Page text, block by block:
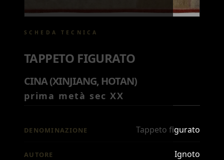
SCHEDA TECNICA
TAPPETO FIGURATO
CINA (XINJIANG, HOTAN)
prima metà sec XX
DENOMINAZIONE Tappeto figurato
AUTORE Ignoto